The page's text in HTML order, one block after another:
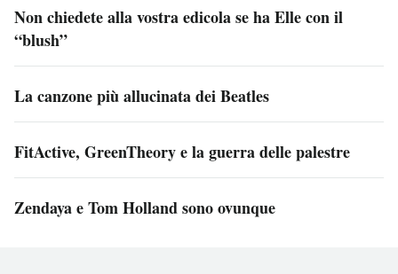
Non chiedete alla vostra edicola se ha Elle con il
“blush”
La canzone più allucinata dei Beatles
FitActive, GreenTheory e la guerra delle palestre
Zendaya e Tom Holland sono ovunque